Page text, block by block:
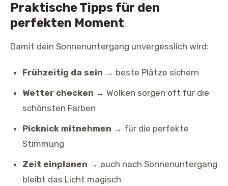
Praktische Tipps für den
perfekten Moment
Damit dein Sonnenuntergang unvergesslich wird:
Frühzeitig da sein → beste Plätze sichern
Wetter checken → Wolken sorgen oft für die
schönsten Farben
Picknick mitnehmen → für die perfekte
Stimmung
Zeit einplanen → auch nach Sonnenuntergang
bleibt das Licht magisch